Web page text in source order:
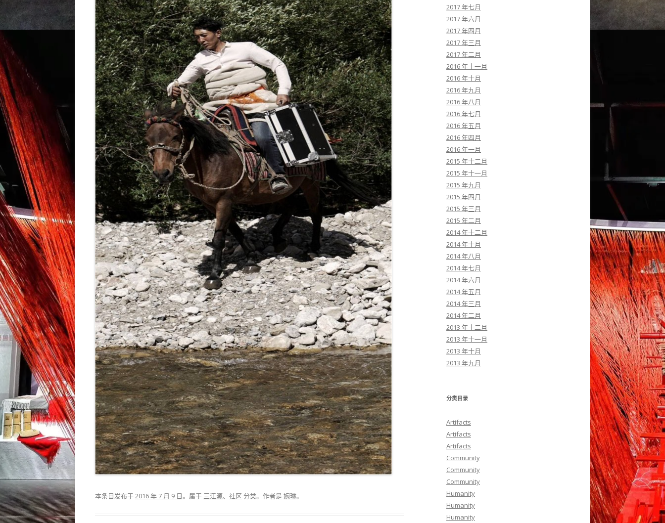
本条目发布于2016 年 7 月 9 日。属于 三江源、 社区 分类。 作者是婉琳。
2017 年七月
2017 年六月
2017 年四月
2017 年三月
2017 年二月
2016 年十一月
2016 年十月
2016 年九月
2016 年八月
2016 年七月
2016 年五月
2016 年四月
2016 年一月
2015 年十二月
2015 年十一月
2015 年九月
2015 年四月
2015 年三月
2015 年二月
2014 年十二月
2014 年十月
2014 年八月
2014 年七月
2014 年六月
2014 年五月
2014 年三月
2014 年二月
2013 年十二月
2013 年十一月
2013 年十月
2013 年九月
分类目录
Artifacts
Artifacts
Artifacts
Community
Community
Community
Humanity
Humanity
Humanity